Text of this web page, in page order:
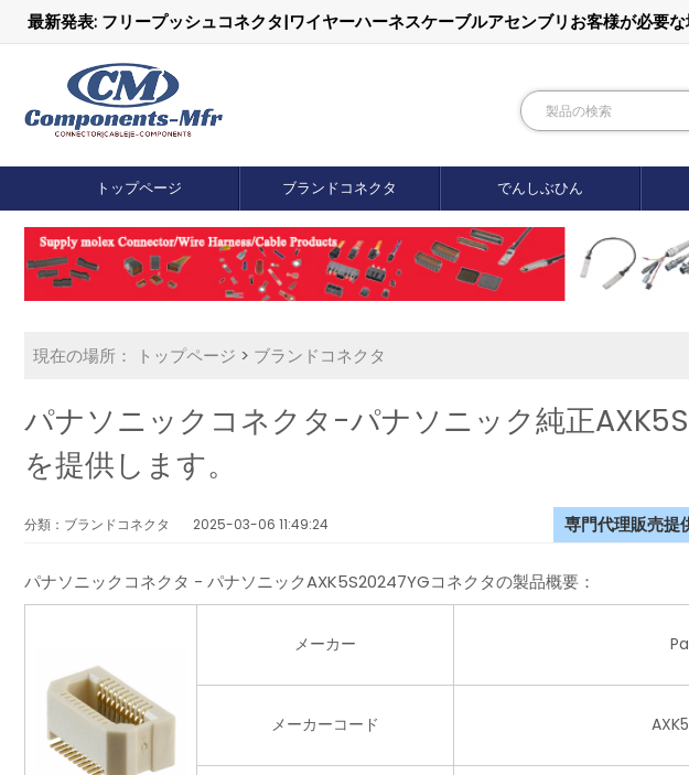
最新発表: フリープッシュコネクタ|ワイヤーハーネスケーブルアセンブリお客様が必要
トップページ ブランドコネクタ でんしぶひん
現在の場所： トップページ > ブランドコネクタ
パナソニックコネクタ-パナソニック純正
を提供します。
分類：ブランドコネクタ 2025-03-06 11:49:24 専門代理販売提
パナソニックコネクタ - パナソニックAXK5S20247YGコネクタの製品概要：
メーカー
メーカーコード